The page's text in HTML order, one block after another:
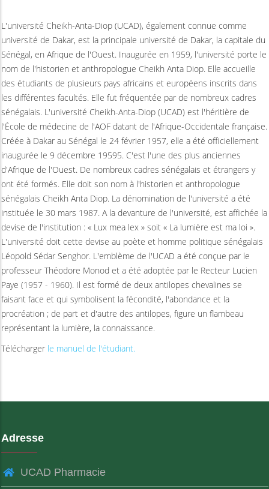
L'université Cheikh-Anta-Diop (UCAD), également connue comme
université de Dakar, est la principale université de Dakar, la capitale du
Sénégal, en Afrique de l'Ouest. Inaugurée en 1959, l'université porte le
nom de l'historien et anthropologue Cheikh Anta Diop. Elle accueille
des étudiants de plusieurs pays africains et européens inscrits dans
les différentes facultés. Elle fut fréquentée par de nombreux cadres
sénégalais. L'université Cheikh-Anta-Diop (UCAD) est l'héritière de
l'École de médecine de l'AOF datant de l'Afrique-Occidentale française.
Créée à Dakar au Sénégal le 24 février 1957, elle a été officiellement
inaugurée le 9 décembre 19595. C'est l'une des plus anciennes
d'Afrique de l'Ouest. De nombreux cadres sénégalais et étrangers y
ont été formés. Elle doit son nom à l'historien et anthropologue
sénégalais Cheikh Anta Diop. La dénomination de l'université a été
instituée le 30 mars 1987. A la devanture de l'université, est affichée la
devise de l'institution : « Lux mea lex » soit « La lumière est ma loi ».
L'université doit cette devise au poète et homme politique sénégalais
Léopold Sédar Senghor. L'emblème de l'UCAD a été conçue par le
professeur Théodore Monod et a été adoptée par le Recteur Lucien
Paye (1957 - 1960). Il est formé de deux antilopes chevalines se
faisant face et qui symbolisent la fécondité, l'abondance et la
procréation ; de part et d'autre des antilopes, figure un flambeau
représentant la lumière, la connaissance.
Télécharger le manuel de l'étudiant.
Adresse
UCAD Pharmacie